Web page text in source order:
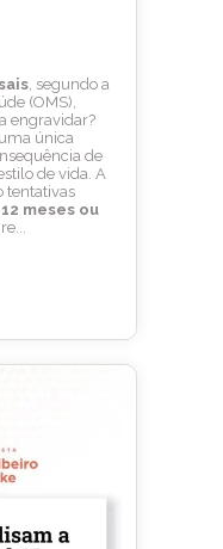
, segundo a
(OMS),
engravidar?
única
de
de vida. A
tentativas
12 meses ou